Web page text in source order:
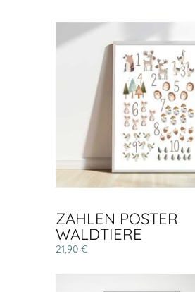
ZAHLEN POSTER
WALDTIERE
21,90 €